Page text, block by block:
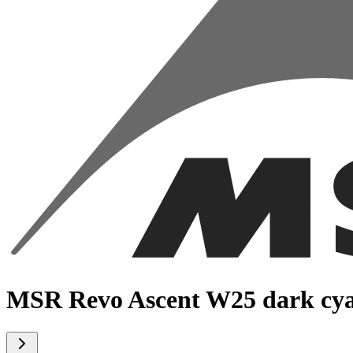
MSR Revo Ascent W25 dark